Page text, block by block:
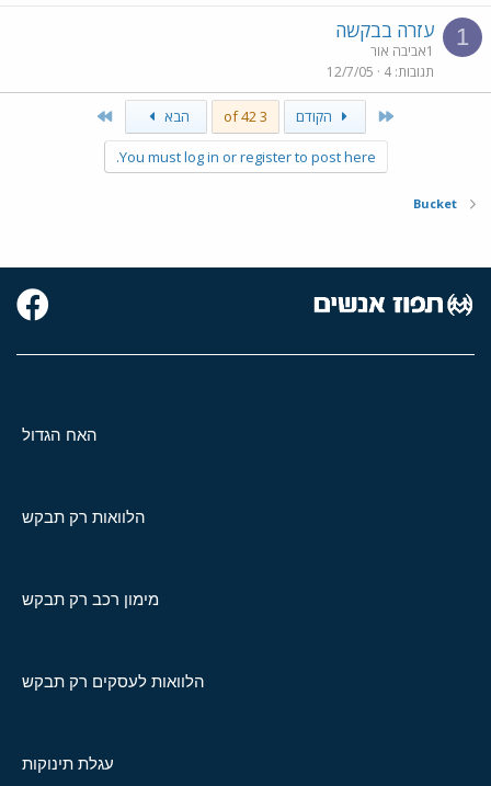
1 עזרה בבקשה
1אביבה אור
תגובות 4
12/7/05
הקודם 3 of 42 הבא
You must log in or register to post here.
Bucket
האח הגדול
הלוואות רק תבקש
מימון רכב רק תבקש
הלוואות לעסקים רק תבקש
עגלת תינוקות